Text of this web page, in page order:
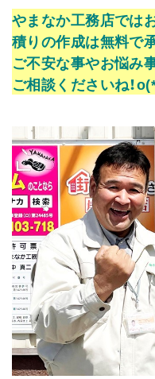
やまなか工務店では
積りの作成は無料で
ご不安な事やお悩み
ご相談くださいね！